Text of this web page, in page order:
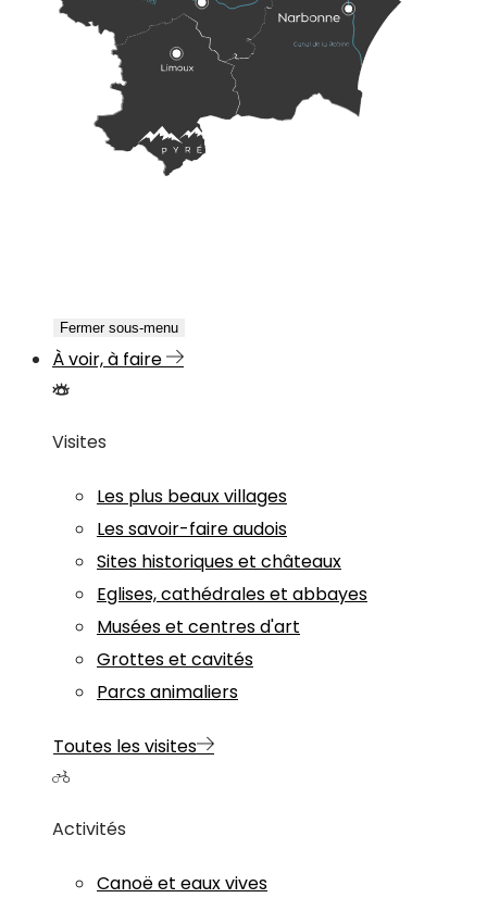
Fermer sous-menu
À voir, à faire
Visites
Les plus beaux villages
Les savoir-faire audois
Sites historiques et châteaux
Eglises, cathédrales et abbayes
Musées et centres d'art
Grottes et cavités
Parcs animaliers
Toutes les visites
Activités
Canoë et eaux vives